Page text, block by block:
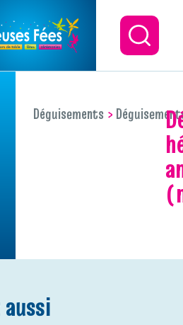
Déguisements déguisement